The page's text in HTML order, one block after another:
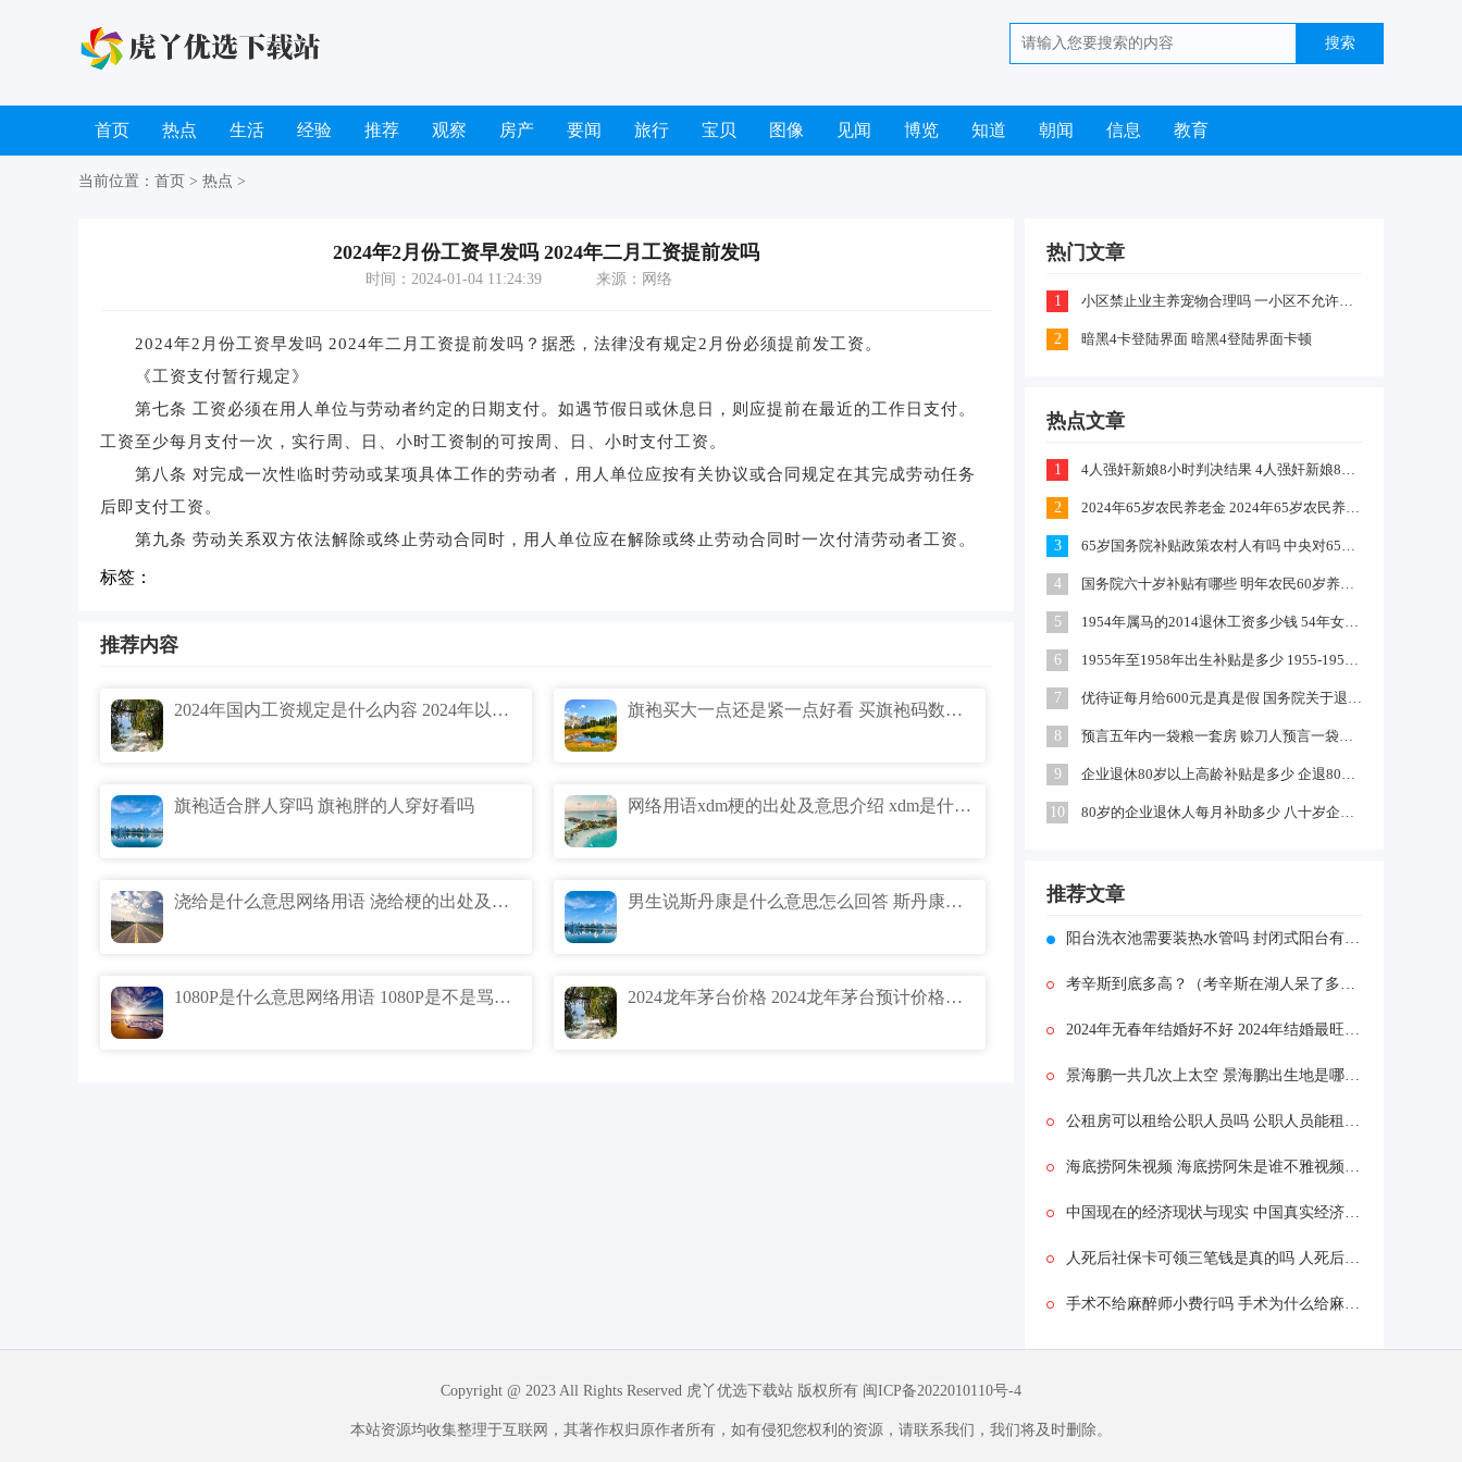
首页 热点 生活 经验 推荐 观察 房产 要闻 旅行 宝贝 图像 见闻 博览 知道 朝闻 信息 教育
当前位置： 首页 > 热点 >
2024年2月份工资早发吗 2024年二月工资提前发吗
时间：2024-01-04 11:24:39 来源：网络
2024年2月份工资早发吗 2024年二月工资提前发吗？据悉，法律没有规定2月份必须提前发工资。
《工资支付暂行规定》
第七条 工资必须在用人单位与劳动者约定的日期支付。如遇节假日或休息日，则应提前在最近的工作日支付。
工资至少每月支付一次，实行周、日、小时工资制的可按周、日、小时支付工资。
第八条 对完成一次性临时劳动或某项具体工作的劳动者，用人单位应按有关协议或合同规定在其完成劳动任务
后即支付工资。
第九条 劳动关系双方依法解除或终止劳动合同时，用人单位应在解除或终止劳动合同时一次付清劳动者工资。
标签：
推荐内容
2024年国内工资规定是什么内容 2024年以后工龄35年与40年的差别是什么 旗袍买大一点还是紧一点好看 买旗袍码数怎么选择
旗袍适合胖人穿吗 旗袍胖的人穿好看吗 网络用语xdm梗的出处及意思介绍 xdm是什么意思缩写
浇给是什么意思网络用语 浇给梗的出处及意思介绍 男生说斯丹康是什么意思怎么回答 斯丹康梗的出处来自哪里
1080P是什么意思网络用语 1080P是不是骂人的？ 2024龙年茅台价格 2024龙年茅台预计价格多少
热门文章
1 小区禁止业主养宠物合理吗 一小区不允许业主喂养猫咪和狗狗是怎么回事
2 暗黑4卡登陆界面 暗黑4登陆界面卡顿
热点文章
1 4人强奸新娘8小时判决结果 4人强奸新娘8小时案件嫌疑犯判刑什么情况
2 2024年65岁农民养老金 2024年65岁农民养老金上涨多少
3 65岁国务院补贴政策农村人有吗 中央对65岁以上老人有补贴吗
4 国务院六十岁补贴有哪些 明年农民60岁养老金每月领多少钱
5 1954年属马的2014退休工资多少钱 54年女马出生农村每年养老金多少
6 1955年至1958年出生补贴是多少 1955-1958年出生补贴在哪领
7 优待证每月给600元是真是假 国务院关于退伍军人每月补助文件
8 预言五年内一袋粮一套房 赊刀人预言一袋面换五栋楼真的吗
9 企业退休80岁以上高龄补贴是多少 企退80岁以上有100元补贴吗
10 80岁的企业退休人每月补助多少 八十岁企退人员补发工资吗
推荐文章
阳台洗衣池需要装热水管吗 封闭式阳台有必要贴墙砖吗
考辛斯到底多高？（考辛斯在湖人呆了多久？）
2024年无春年结婚好不好 2024年结婚最旺的黄道吉日
景海鹏一共几次上太空 景海鹏出生地是哪里的个人经历背景资料简介
公租房可以租给公职人员吗 公职人员能租住公租房吗
海底捞阿朱视频 海底捞阿朱是谁不雅视频是怎么回事？
中国现在的经济现状与现实 中国真实经济形势怎么样？
人死后社保卡可领三笔钱是真的吗 人死后社保卡里的钱怎样取出来
手术不给麻醉师小费行吗 手术为什么给麻醉师小费
Copyright @ 2023 All Rights Reserved 虎丫优选下载站 版权所有 闽ICP备2022010110号-4
本站资源均收集整理于互联网，其著作权归原作者所有，如有侵犯您权利的资源，请联系我们，我们将及时删除。